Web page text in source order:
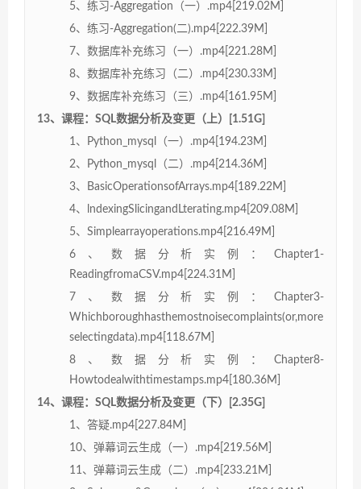
5、练习-Aggregation（一）.mp4[219.02M]
6、练习-Aggregation(二).mp4[222.39M]
7、数据库补充练习（一）.mp4[221.28M]
8、数据库补充练习（二）.mp4[230.33M]
9、数据库补充练习（三）.mp4[161.95M]
13、课程：SQL数据分析及变更（上）[1.51G]
1、Python_mysql（一）.mp4[194.23M]
2、Python_mysql（二）.mp4[214.36M]
3、BasicOperationsofArrays.mp4[189.22M]
4、lndexingSlicingandLterating.mp4[209.08M]
5、Simplearrayoperations.mp4[216.49M]
6、数据分析实例：Chapter1-
ReadingfromaCSV.mp4[224.31M]
7、数据分析实例：Chapter3-
Whichboroughhasthemostnoisecomplaints(or,more
selectingdata).mp4[118.67M]
8、数据分析实例：Chapter8-
Howtodealwithtimestamps.mp4[180.36M]
14、课程：SQL数据分析及变更（下）[2.35G]
1、答疑.mp4[227.84M]
10、弹幕词云生成（一）.mp4[219.56M]
11、弹幕词云生成（二）.mp4[233.21M]